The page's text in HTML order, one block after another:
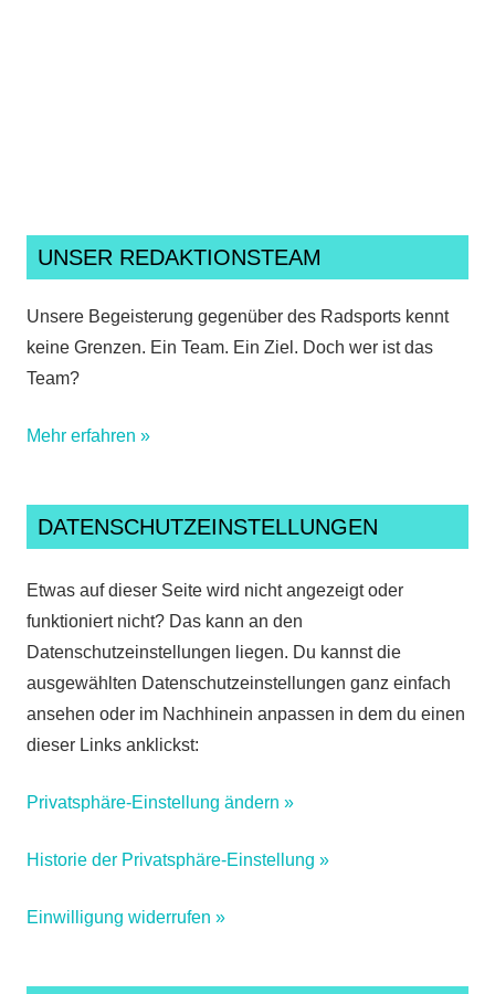
UNSER REDAKTIONSTEAM
Unsere Begeisterung gegenüber des Radsports kennt
keine Grenzen. Ein Team. Ein Ziel. Doch wer ist das
Team?
Mehr erfahren »
DATENSCHUTZEINSTELLUNGEN
Etwas auf dieser Seite wird nicht angezeigt oder
funktioniert nicht? Das kann an den
Datenschutzeinstellungen liegen. Du kannst die
ausgewählten Datenschutzeinstellungen ganz einfach
ansehen oder im Nachhinein anpassen in dem du einen
dieser Links anklickst:
Privatsphäre-Einstellung ändern »
Historie der Privatsphäre-Einstellung »
Einwilligung widerrufen »